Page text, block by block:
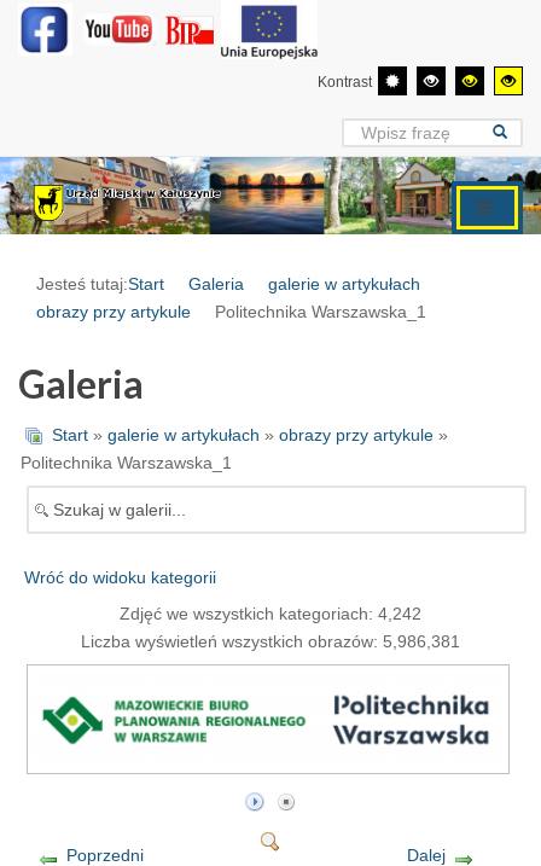
Kontrast
Jesteś tutaj:Start Galeria
galerie w artykułach
obrazy przy artykule
Politechnika Warszawska_1
Galeria
Start » galerie w artykułach » obrazy przy artykule »
Politechnika Warszawska_1
Wróć do widoku kategorii
Zdjęć we wszystkich kategoriach: 4,242
Liczba wyświetleń wszystkich obrazów: 5,986,381
Poprzedni Dalej